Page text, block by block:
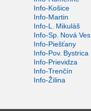
Info-Košice
Info-Martin
Info-L. Mikuláš
Info-Sp. Nová Ves
Info-Piešťany
Info-Pov. Bystrica
Info-Prievidza
Info-Trenčín
Info-Žilina